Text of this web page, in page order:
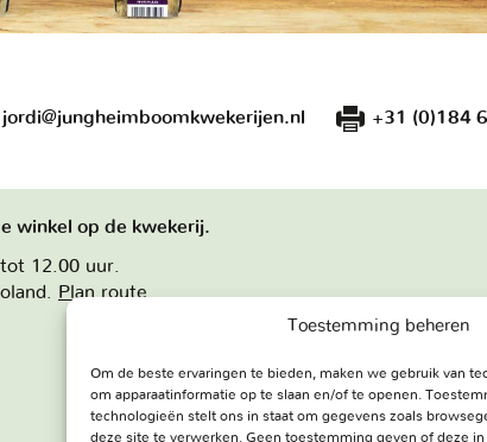
Toestemming beheren
Om de beste ervaringen te bieden, maken we gebruik van
om apparaatinformatie op te slaan en/of te openen.
technologieën stelt ons in staat om gegevens zoals
deze site te verwerken. Geen toestemming geven of deze
jordi@jungheimboomkwekerijen.nl +31 (0)184
winkel op de kwekerij.
12.00 uur.
Plan route
Hoe we werken
De kwekerij
Haringweg 3A
2975 LB